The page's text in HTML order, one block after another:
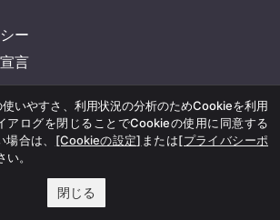
ー
言
いやすさ、利用状況の分析のためCookieを利用
アログを閉じることでCookieの使用に同意する
合は、 [Cookieの設定] または[プライバシーポ
。
閉じる